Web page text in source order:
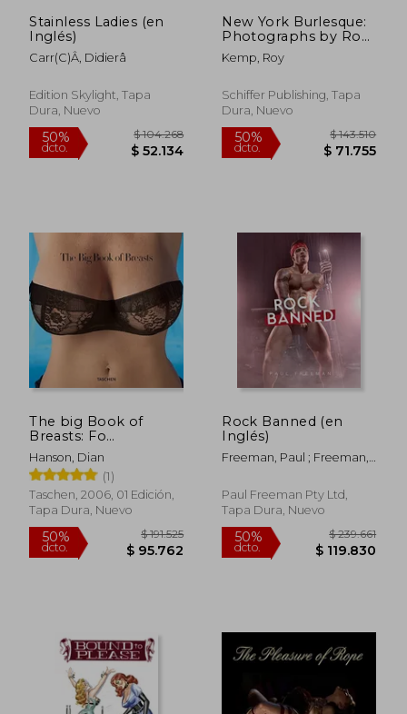
50%
dcto.
50%
dcto.
Stainless Ladies (en
Inglés)
Carr(c)Â, Didierâ
Edition Skylight, Tapa
Dura, Nuevo
New York Burlesque:
Photographs by Roy
Kemp (en Inglés)
Kemp, Roy
Schiffer Publishing, Tapa
Dura, Nuevo
The big Book of
Breasts: Fo
(Fotografia) (en
Inglés)
Hanson, Dian
(1)
Taschen, 2006, 01 Edición,
Tapa Dura, Nuevo
Rock Banned (en
Inglés)
Freeman, Paul ; Freeman,
Paul Freeman Pty Ltd,
Tapa Dura, Nuevo